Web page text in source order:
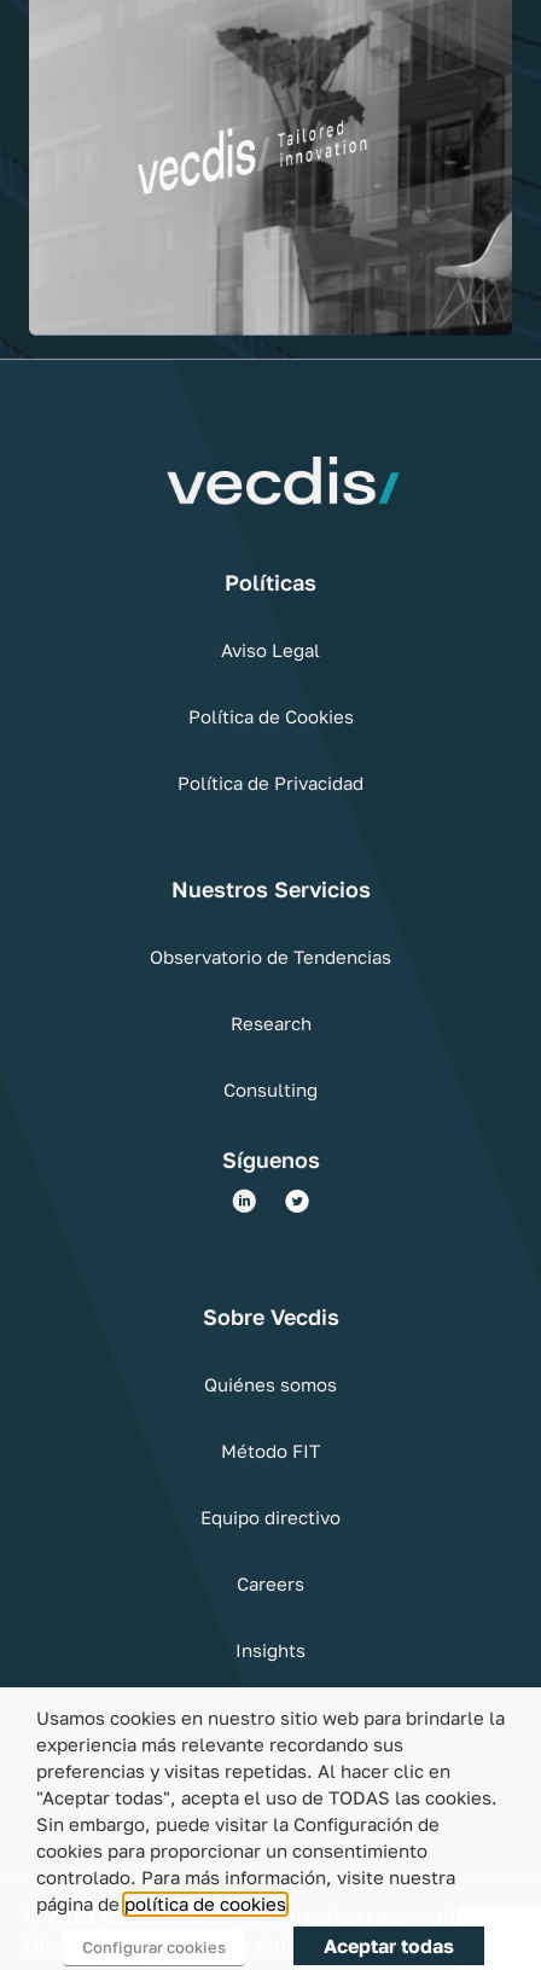
Políticas
Aviso Legal
Política de Cookies
Política de Privacidad
Nuestros Servicios
Observatorio de Tendencias
Research
Consulting
Síguenos
Sobre Vecdis
Quiénes somos
Método FIT
Equipo directivo
Careers
Insights
Sostenibilidad
Contacto
© 2023 Vecdis. Todos los derechos reservados |
Diseño y desarrollo por
Usamos cookies en nuestro sitio web para brindarle la
experiencia más relevante recordando sus
preferencias y visitas repetidas. Al hacer clic en
"Aceptar todas", acepta el uso de TODAS las cookies.
Sin embargo, puede visitar la Configuración de
cookies para proporcionar un consentimiento
controlado. Para más información, visite nuestra
página de política de cookies
Configurar cookies Aceptar todas